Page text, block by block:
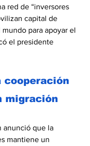
red de “inversores
capital de
para apoyar el
el presidente
cooperación
migración
anunció que la
mantiene un